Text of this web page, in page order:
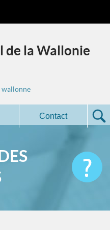
de la Wallonie
wallonne
Contact